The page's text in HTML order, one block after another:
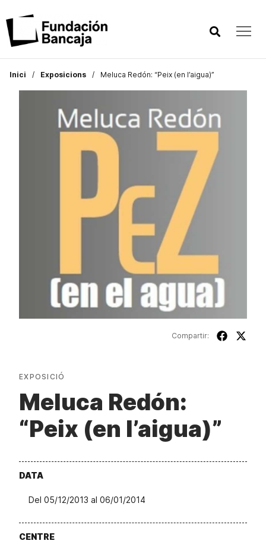
Inici Exposicions Meluca Redón: “Peix (en l’aigua)”
Compartir:
EXPOSICIÓ
Meluca Redón:
“Peix (en l’aigua)”
DATA
Del 05/12/2013 al 06/01/2014
CENTRE